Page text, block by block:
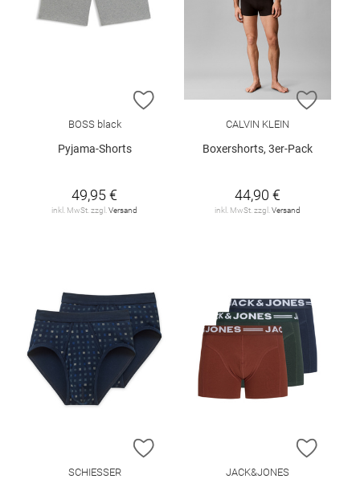
ZUR WUNSCHLISTE HINZUFÜGEN
BOSS black
Pyjama-Shorts
49,95 €
inkl. MwSt. zzgl. Versand
ZUR
CALVIN KLEIN
Boxershorts, 3er-Pack
44,90 €
inkl. MwSt. zzgl. Versand
ZUR WUNSCHLISTE HINZUFÜGEN
SCHIESSER
ZUR
JACK&JONES